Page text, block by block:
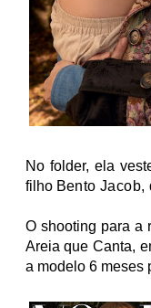
No folder, ela
filho Bento Jacob,
O shooting para a
Areia que Canta,
a modelo 6 meses